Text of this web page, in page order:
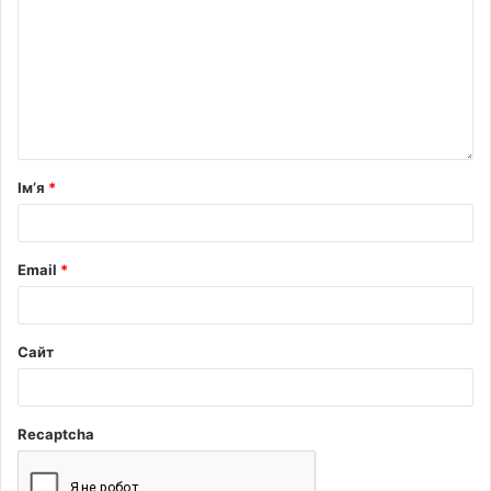
Ім’я *
Email *
Сайт
Recaptcha